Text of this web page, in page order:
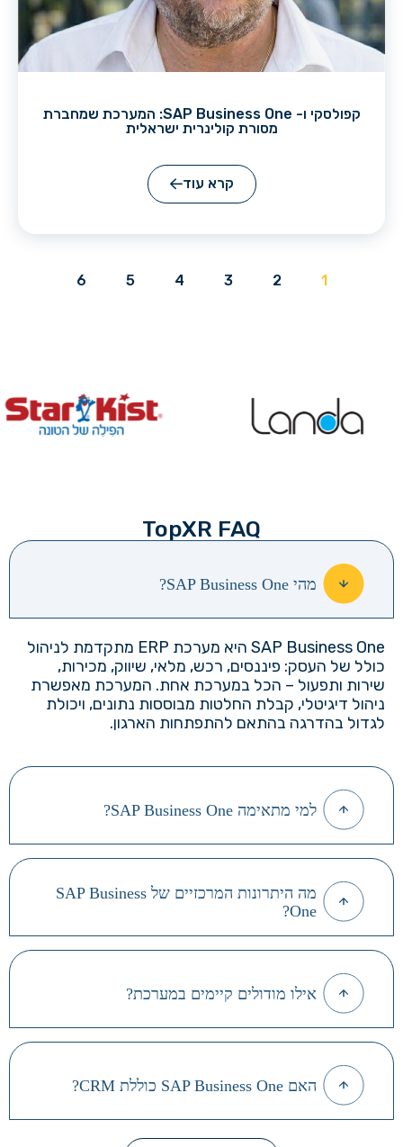
קפולסקי ו- SAP Business One: המערכת שמחברת
מסורת קולינרית ישראלית
קרא עוד
1
2
3
4
5
6
TopXR FAQ
מהי SAP Business One?
SAP Business One היא מערכת ERP מתקדמת לניהול
כולל של העסק: פיננסים, רכש, מלאי, שיווק, מכירות,
שירות ותפעול – הכל במערכת אחת. המערכת מאפשרת
ניהול דיגיטלי, קבלת החלטות מבוססות נתונים, ויכולת
לגדול בהדרגה בהתאם להתפתחות הארגון.
למי מתאימה SAP Business One?
מה היתרונות המרכזיים של SAP Business
One?
אילו מודולים קיימים במערכת?
האם SAP Business One כוללת CRM?